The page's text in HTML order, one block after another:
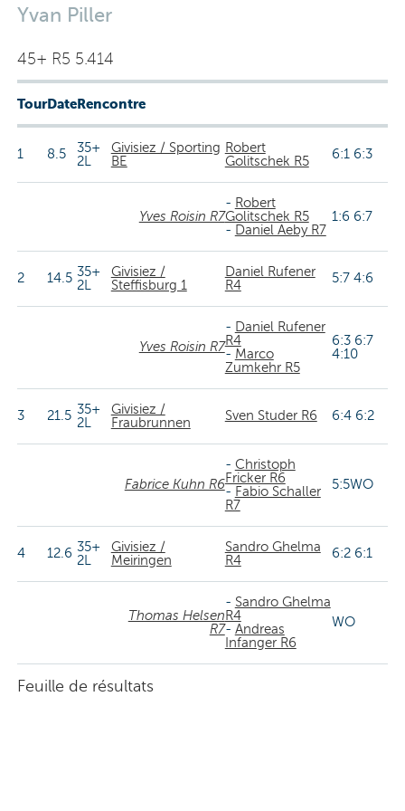
Yvan Piller
45+ R5 5.414
TourDateRencontre
1 8.5
35+
2L
Givisiez / Sporting
BE
Robert
Golitschek R5
6:1 6:3
Yves Roisin R7
- Robert
Golitschek R5
- Daniel Aeby R7
1:6 6:7
2 14.5 35+
2L
Givisiez /
Steffisburg 1
Daniel Rufener
R4
5:7 4:6
Yves Roisin R7
- Daniel Rufener
R4
- Marco
Zumkehr R5
6:3 6:7
4:10
3 21.5 35+
2L
Givisiez /
Fraubrunnen
Sven Studer R6 6:4 6:2
Fabrice Kuhn R6
- Christoph
Fricker R6
- Fabio Schaller
R7
5:5WO
4 12.6 35+
2L
Givisiez /
Meiringen
Sandro Ghelma
R4
6:2 6:1
Thomas Helsen
R7
- Sandro Ghelma
R4
- Andreas
Infanger R6
WO
Feuille de résultats